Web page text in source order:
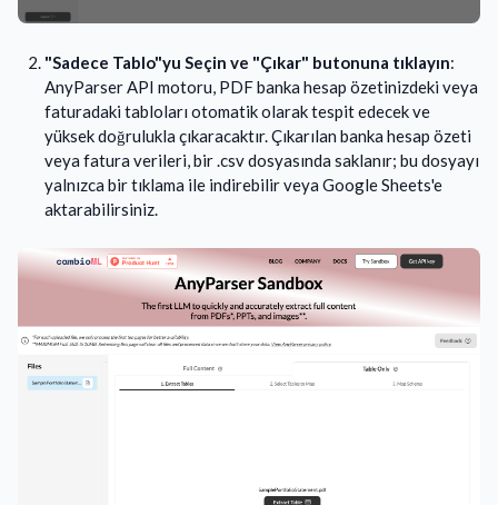
"Sadece Tablo"yu Seçin ve "Çıkar" butonuna tıklayın:
AnyParser API motoru, PDF banka hesap özetinizdeki veya
faturadaki tabloları otomatik olarak tespit edecek ve
yüksek doğrulukla çıkaracaktır. Çıkarılan banka hesap özeti
veya fatura verileri, bir .csv dosyasında saklanır; bu dosyayı
yalnızca bir tıklama ile indirebilir veya Google Sheets'e
aktarabilirsiniz.